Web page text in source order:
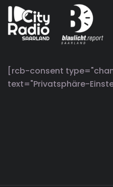
[rcb-consent
text="Privatsphäre-